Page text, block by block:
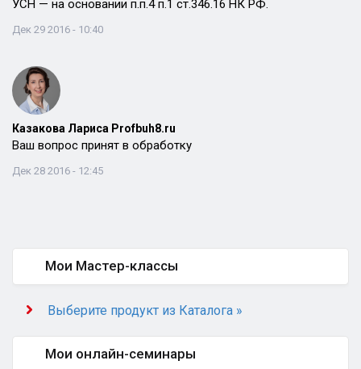
УСН — на основании п.п.4 п.1 ст.346.16 НК РФ.
Дек 29 2016 - 10:40
Казакова Лариса Profbuh8.ru
Ваш вопрос принят в обработку
Дек 28 2016 - 12:45
Мои Мастер-классы
Выберите продукт из Каталога »
Мои онлайн-семинары